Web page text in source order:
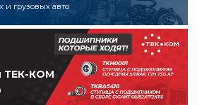
и грузовых авто
ТЕК-КОМ